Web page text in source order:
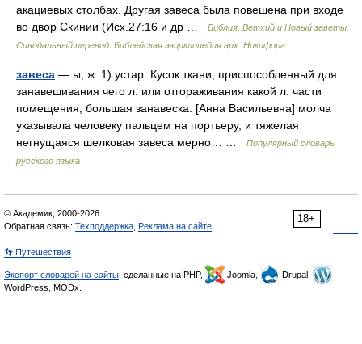
акациевых столбах. Другая завеса была повешена при входе
во двор Скинии (Исх.27:16 и др …
Библия. Ветхий и Новый заветы.
Синодальный перевод. Библейская энциклопедия арх. Никифора.
завеса — ы, ж. 1) устар. Кусок ткани, приспособленный для
занавешивания чего л. или отгораживания какой л. части
помещения; большая занавеска. [Анна Васильевна] молча
указывала человеку пальцем на портьеру, и тяжелая
негнущаяся шелковая завеса мерно… …
Популярный словарь
русского языка
18+
© Академик, 2000-2026
Обратная связь: Техподдержка Реклама на сайте
👣 Путешествия
Экспорт словарей на сайты , сделанные на PHP, Joomla,
Drupal,
WordPress, MODx.